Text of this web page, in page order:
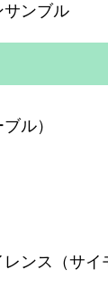
サンブル
ル）
ンス（サイ